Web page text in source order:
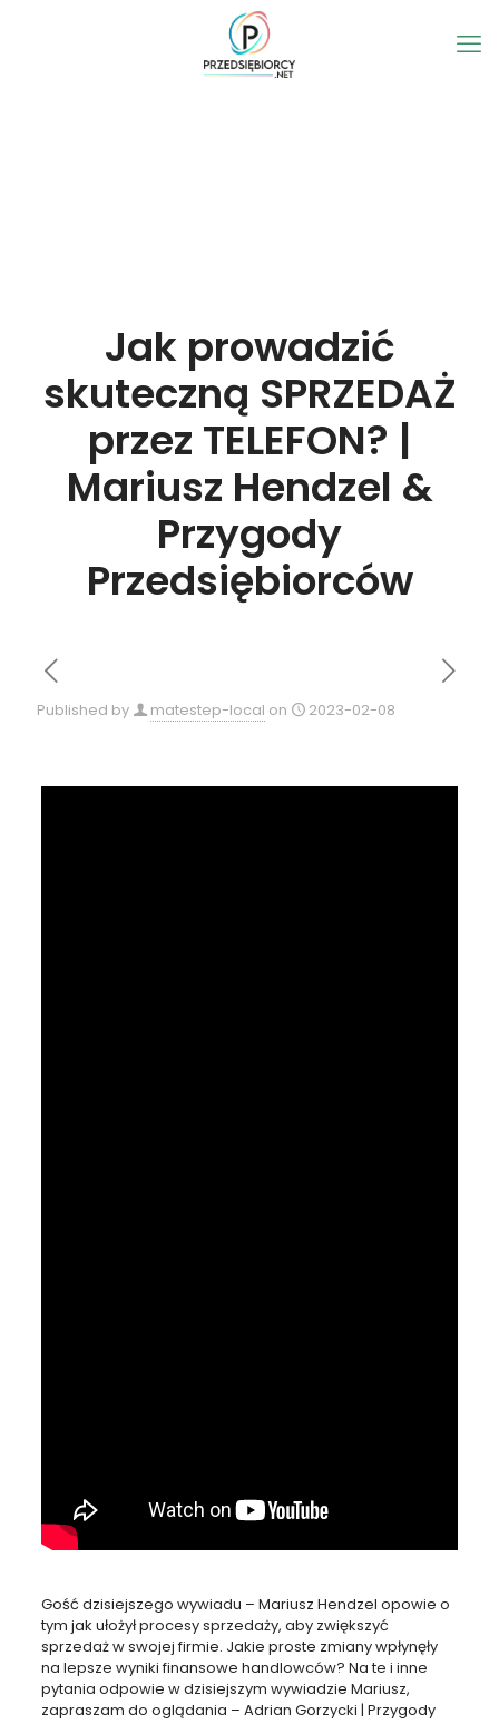
Jak prowadzić
skuteczną SPRZEDAŻ
przez TELEFON? |
Mariusz Hendzel &
Przygody
Przedsiębiorców
Published by matestep-local on 2023-02-08
Gość dzisiejszego wywiadu – Mariusz Hendzel opowie o
tym jak ułożył procesy sprzedaży, aby zwiększyć
sprzedaż w swojej firmie. Jakie proste zmiany wpłynęły
na lepsze wyniki finansowe handlowców? Na te i inne
pytania odpowie w dzisiejszym wywiadzie Mariusz,
zapraszam do oglądania – Adrian Gorzycki | Przygody